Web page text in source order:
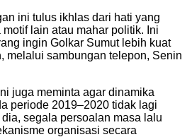
ini tulus ikhlas dari hati yang
lain atau mahar politik. Ini
ingin Golkar Sumut lebih kuat
melalui sambungan telepon, Senin
juga meminta agar dinamika
periode 2019–2020 tidak lagi
segala persoalan masa lalu
organisasi secara